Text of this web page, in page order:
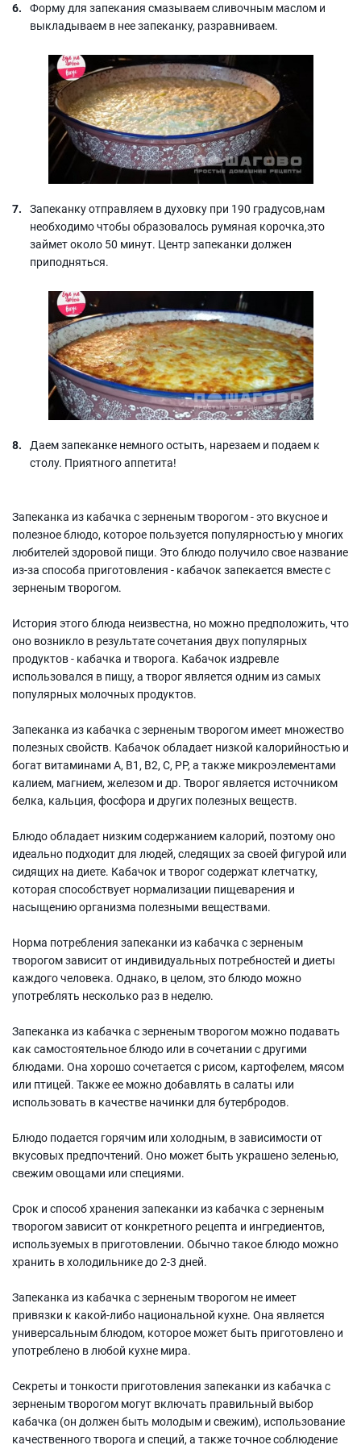
Форму для запекания смазываем сливочным маслом и
выкладываем в нее запеканку, разравниваем.
Запеканку отправляем в духовку при 190 градусов,нам
необходимо чтобы образовалось румяная корочка,это
займет около 50 минут. Центр запеканки должен
приподняться.
Даем запеканке немного остыть, нарезаем и подаем к
столу. Приятного аппетита!
Запеканка из кабачка с зерненым творогом - это вкусное и
полезное блюдо, которое пользуется популярностью у многих
любителей здоровой пищи. Это блюдо получило свое название
из-за способа приготовления - кабачок запекается вместе с
зерненым творогом.
История этого блюда неизвестна, но можно предположить, что
оно возникло в результате сочетания двух популярных
продуктов - кабачка и творога. Кабачок издревле
использовался в пищу, а творог является одним из самых
популярных молочных продуктов.
Запеканка из кабачка с зерненым творогом имеет множество
полезных свойств. Кабачок обладает низкой калорийностью и
богат витаминами А, В1, В2, С, РР, а также микроэлементами
калием, магнием, железом и др. Творог является источником
белка, кальция, фосфора и других полезных веществ.
Блюдо обладает низким содержанием калорий, поэтому оно
идеально подходит для людей, следящих за своей фигурой или
сидящих на диете. Кабачок и творог содержат клетчатку,
которая способствует нормализации пищеварения и
насыщению организма полезными веществами.
Норма потребления запеканки из кабачка с зерненым
творогом зависит от индивидуальных потребностей и диеты
каждого человека. Однако, в целом, это блюдо можно
употреблять несколько раз в неделю.
Запеканка из кабачка с зерненым творогом можно подавать
как самостоятельное блюдо или в сочетании с другими
блюдами. Она хорошо сочетается с рисом, картофелем, мясом
или птицей. Также ее можно добавлять в салаты или
использовать в качестве начинки для бутербродов.
Блюдо подается горячим или холодным, в зависимости от
вкусовых предпочтений. Оно может быть украшено зеленью,
свежим овощами или специями.
Срок и способ хранения запеканки из кабачка с зерненым
творогом зависит от конкретного рецепта и ингредиентов,
используемых в приготовлении. Обычно такое блюдо можно
хранить в холодильнике до 2-3 дней.
Запеканка из кабачка с зерненым творогом не имеет
привязки к какой-либо национальной кухне. Она является
универсальным блюдом, которое может быть приготовлено и
употреблено в любой кухне мира.
Секреты и тонкости приготовления запеканки из кабачка с
зерненым творогом могут включать правильный выбор
кабачка (он должен быть молодым и свежим), использование
качественного творога и специй, а также точное соблюдение